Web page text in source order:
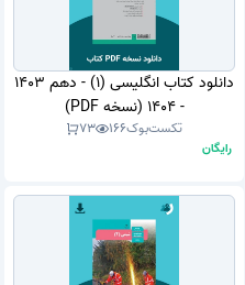
دانلود کتاب انگلیسی (1) - دهم 1403
- 1404 (نسخه PDF)
تکست‌بوک166
73
رایگان